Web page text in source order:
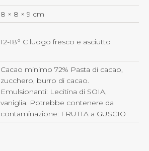
8 × 8 × 9 cm
12-18° C luogo fresco e asciutto
Cacao minimo 72% Pasta di cacao,
zucchero, burro di cacao.
Emulsionanti: Lecitina di SOIA,
vaniglia. Potrebbe contenere da
contaminazione: FRUTTA a GUSCIO